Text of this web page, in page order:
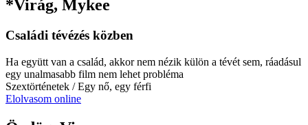
*Virág, Mykee
Családi tévézés közben
Ha együtt van a család, akkor nem nézik külön a tévét sem, ráadásul
egy unalmasabb film nem lehet probléma
Szextörténetek / Egy nő, egy férfi
Elolvasom online